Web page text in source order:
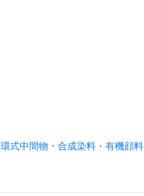
環式中間物・合成染料・有機顔料